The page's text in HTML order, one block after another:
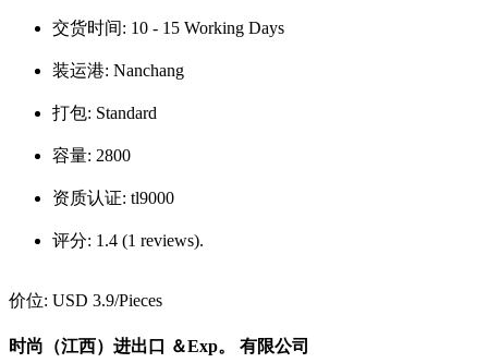
交货时间: 10 - 15 Working Days
装运港: Nanchang
打包: Standard
容量: 2800
资质认证: tl9000
评分: 1.4 (1 reviews).
价位: USD 3.9/Pieces
时尚（江西）进出口 ＆Exp。 有限公司